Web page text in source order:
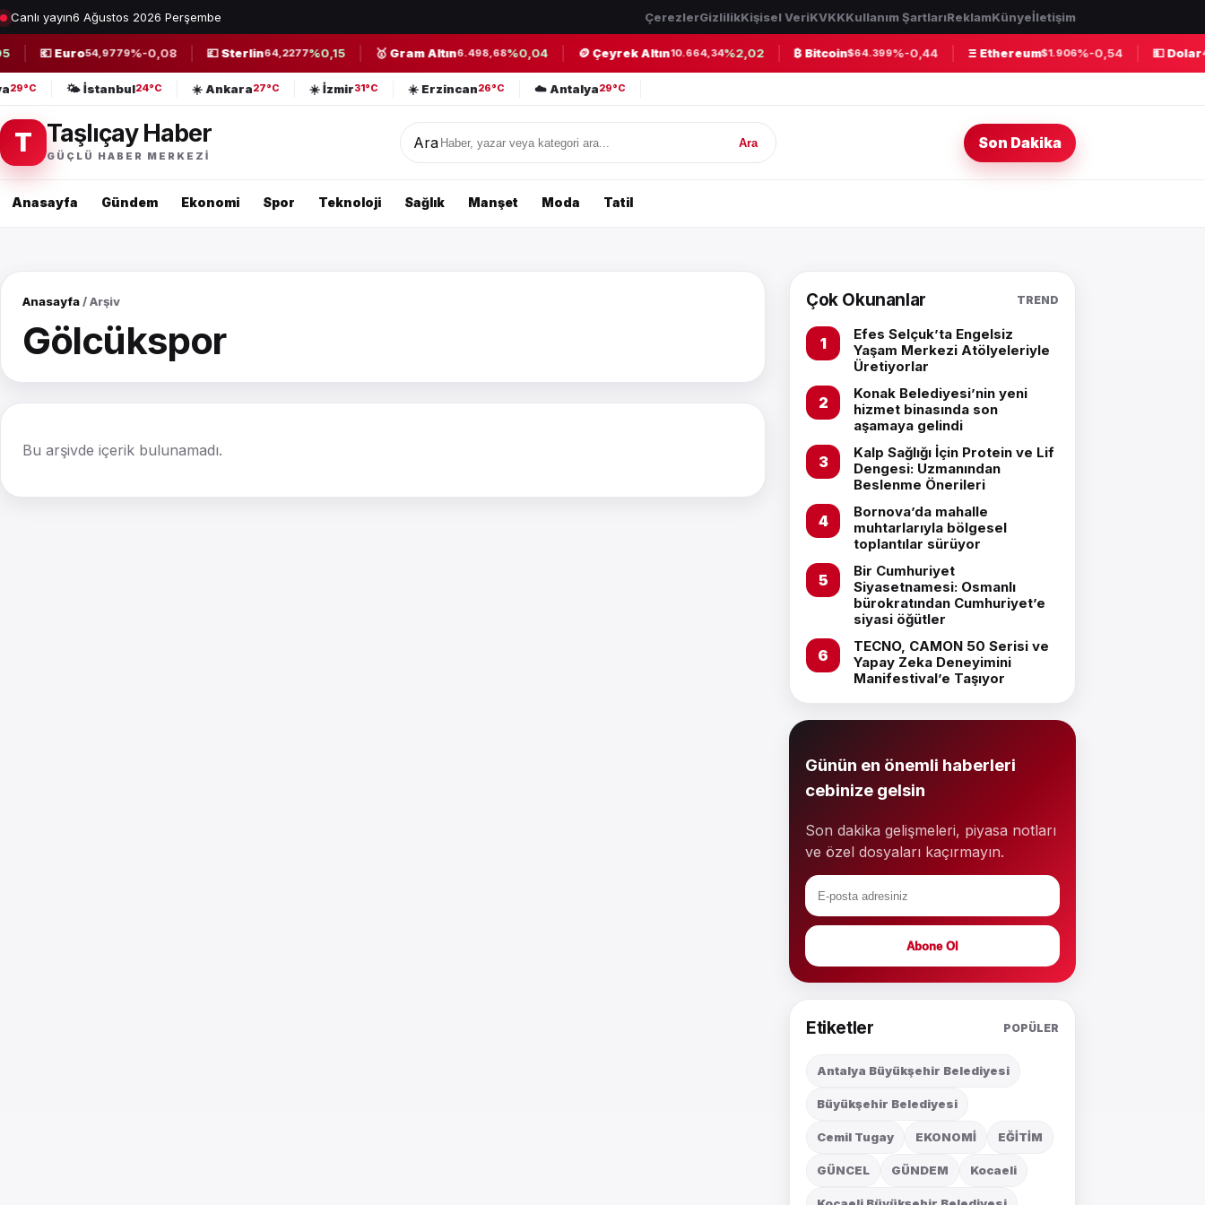
Canlı yayın6 Ağustos 2026 Perşembe ÇerezlerGizlilikKişisel VeriKVKKKullanım ŞartlarıReklamKünyeİletişim
💶 Euro54,9779%-0,08 💷 Sterlin64,2277%0,15 🥇 Gram Altın6.498,68%0,04 🪙 Çeyrek Altın10.664,34%2,02 ₿ Bitcoin$64.399%-0,44 Ξ Ethereum$1.906%-0,54 💵 Dolar
29°C 🌤️ İstanbul24°C ☀️ Ankara27°C ☀️ İzmir31°C ☀️ Erzincan26°C ☁️ Antalya29°C
T Taşlıçay Haber
GÜÇLÜ HABER MERKEZI
Ara Ara Son Dakika
Anasayfa Gündem Ekonomi Spor Teknoloji Sağlık Manşet Moda Tatil
Anasayfa/ Arşiv
Gölcükspor
Bu arşivde içerik bulunamadı.
Çok Okunanlar TREND
Efes Selçuk’ta Engelsiz
Yaşam Merkezi Atölyeleriyle
Üretiyorlar
Konak Belediyesi’nin yeni
hizmet binasında son
aşamaya gelindi
Kalp Sağlığı İçin Protein ve Lif
Dengesi: Uzmanından
Beslenme Önerileri
Bornova’da mahalle
muhtarlarıyla bölgesel
toplantılar sürüyor
Bir Cumhuriyet
Siyasetnamesi: Osmanlı
bürokratından Cumhuriyet’e
siyasi öğütler
TECNO, CAMON 50 Serisi ve
Yapay Zeka Deneyimini
Manifestival’e Taşıyor
Günün en önemli haberleri
cebinize gelsin
Son dakika gelişmeleri, piyasa notları
ve özel dosyaları kaçırmayın.
Abone Ol
Etiketler POPÜLER
Antalya Büyükşehir Belediyesi
Büyükşehir Belediyesi
Cemil Tugay EKONOMİ EĞİTİM
GÜNCEL GÜNDEM Kocaeli